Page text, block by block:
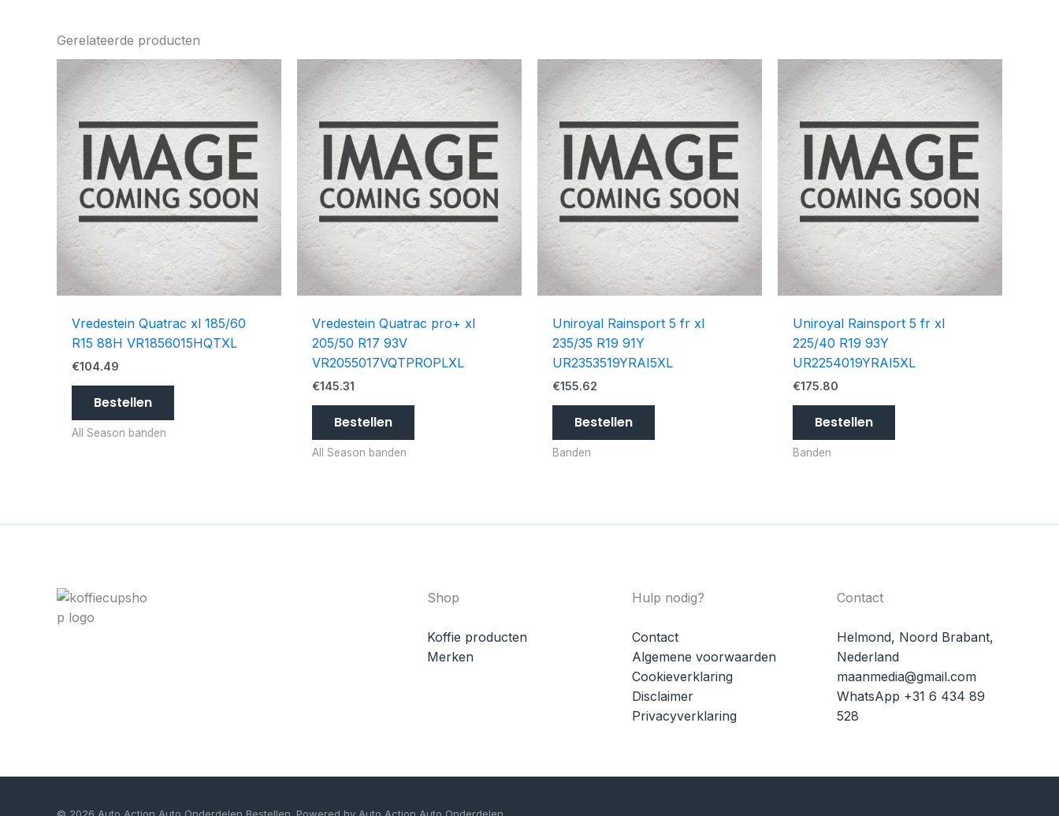
Gerelateerde producten
Vredestein Quatrac xl 185/60
R15 88H VR1856015HQTXL
€104.49
Bestellen
All Season banden
Vredestein Quatrac pro+ xl
205/50 R17 93V
VR2055017VQTPROPLXL
€145.31
Bestellen
All Season banden
Uniroyal Rainsport 5 fr xl
235/35 R19 91Y
UR2353519YRAI5XL
€155.62
Bestellen
Banden
Uniroyal Rainsport 5 fr xl
225/40 R19 93Y
UR2254019YRAI5XL
€175.80
Bestellen
Banden
Shop
Koffie producten
Merken
Hulp nodig?
Contact
Algemene voorwaarden
Cookieverklaring
Disclaimer
Privacyverklaring
Contact
Helmond, Noord Brabant,
Nederland
maanmedia@gmail.com
WhatsApp +31 6 434 89
528